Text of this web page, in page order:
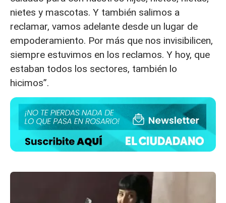
nietes y mascotas. Y también salimos a
reclamar, vamos adelante desde un lugar de
empoderamiento. Por más que nos invisibilicen,
siempre estuvimos en los reclamos. Y hoy, que
estaban todos los sectores, también lo
hicimos”.